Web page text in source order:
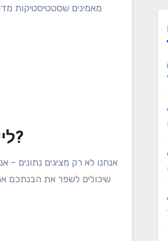
מאמינים שסטטיסטיקות
מה עושה את ecriturbulente.com לייחודי בתחום?
שיכולים לשפר את הבנתכם